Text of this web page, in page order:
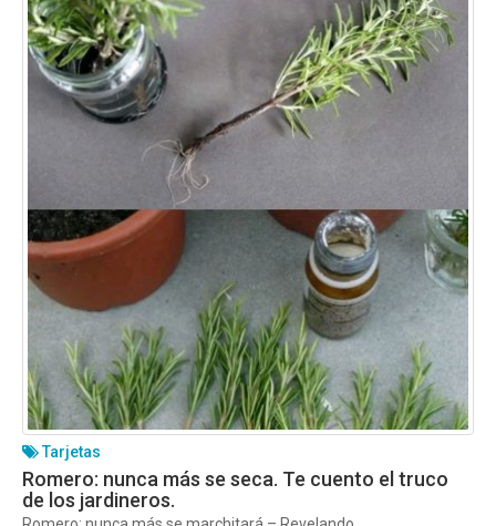
Tarjetas
Romero: nunca más se seca. Te cuento el truco
de los jardineros.